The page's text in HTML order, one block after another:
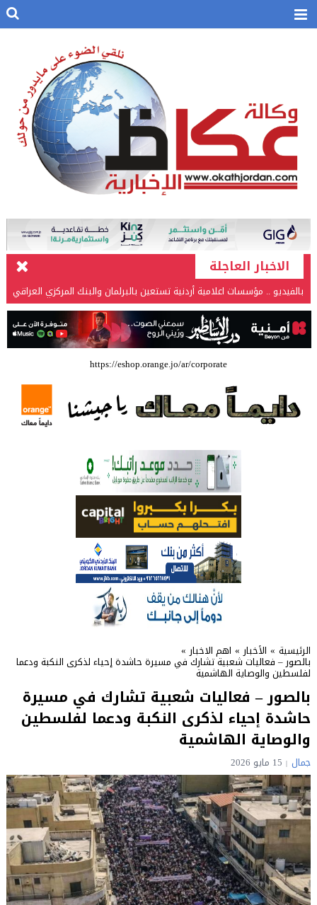
الاخبار العاجلة
بالفيديو .. إرادة القائد ثم التعليم ثم الصناعة والزراعة قذفت ببنجلاديش خلال
عشرين عاما من دخل الفرد ٤٠٠$ سنويا الى ٦٠٠٠ $ ، فهل نستطيع ؟؟؟؟؟
شركة تسابيح للسياحة والسفر تسير اول رحلة لحجاج بيت الله الحرام عبر مطار
الملكة علياء الدولي – صور
وزيرة الثقافة تفتتح حفل توزيع جوائز الأولمبياد العلمي لـ جمعية المواهب
العلمية الثقافية الأردنية
بالفيديو .. مؤسسات اعلامية أردنية تستعين بالبرلمان والبنك المركزي العراقي
في قضيتها مع طارق الحسن
https://eshop.orange.jo/ar/corporate
الرئيسية » الأخبار » اهم الاخبار »
بالصور – فعاليات شعبية تشارك في مسيرة حاشدة إحياء لذكرى النكبة ودعما
لفلسطين والوصاية الهاشمية
بالصور – فعاليات شعبية تشارك في مسيرة
حاشدة إحياء لذكرى النكبة ودعما لفلسطين
والوصاية الهاشمية
جمال 15 مايو 2026